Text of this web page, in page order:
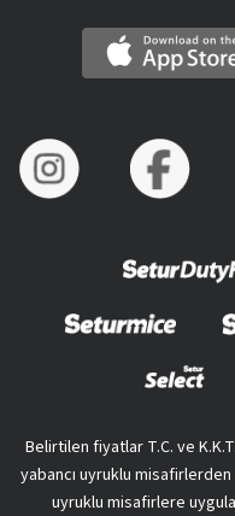
Belirtilen fiyatlar T.C. ve
yabancı uyruklu
uyruklu misafirlere